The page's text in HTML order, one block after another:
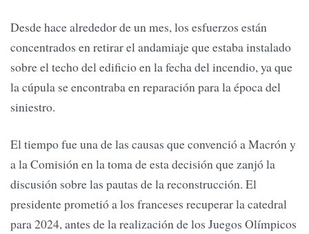
Desde hace alrededor de un mes, los esfuerzos están
concentrados en retirar el andamiaje que estaba instalado
sobre el techo del edificio en la fecha del incendio, ya que
la cúpula se encontraba en reparación para la época del
siniestro.
El tiempo fue una de las causas que convenció a Macrón y
a la Comisión en la toma de esta decisión que zanjó la
discusión sobre las pautas de la reconstrucción. El
presidente prometió a los franceses recuperar la catedral
para 2024, antes de la realización de los Juegos Olímpicos